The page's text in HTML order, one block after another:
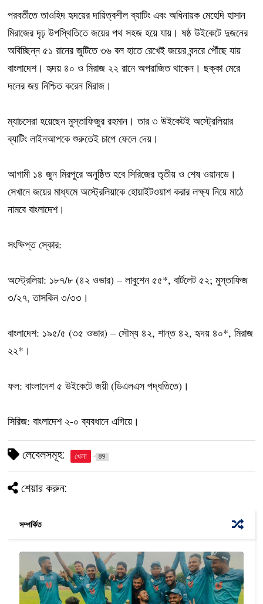
পরবর্তীতে তাওহিদ হৃদয়ের দায়িত্বশীল ব্যাটিং এবং অধিনায়ক মেহেদি হাসান
মিরাজের দৃঢ় উপস্থিতিতে জয়ের পথ সহজ হয়ে যায়। ষষ্ঠ উইকেটে দুজনের
অবিচ্ছিন্ন ৫১ রানের জুটিতে ৩৬ বল হাতে রেখেই জয়ের বন্দরে পৌঁছে যায়
বাংলাদেশ। হৃদয় ৪০ ও মিরাজ ২২ রানে অপরাজিত থাকেন। ছক্কা মেরে
দলের জয় নিশ্চিত করেন মিরাজ।
ম্যাচসেরা হয়েছেন মুস্তাফিজুর রহমান। তার ৩ উইকেটই অস্ট্রেলিয়ার
ব্যাটিং লাইনআপকে শুরুতেই চাপে ফেলে দেয়।
আগামী ১৪ জুন মিরপুরে অনুষ্ঠিত হবে সিরিজের তৃতীয় ও শেষ ওয়ানডে।
সেখানে জয়ের মাধ্যমে অস্ট্রেলিয়াকে হোয়াইটওয়াশ করার লক্ষ্য নিয়ে মাঠে
নামবে বাংলাদেশ।
সংক্ষিপ্ত স্কোর:
অস্ট্রেলিয়া: ১৮৭/৮ (৪২ ওভার) – লাবুশেন ৫৫*, বার্টলেট ৫২; মুস্তাফিজ
৩/২৭, তাসকিন ৩/৩৩।
বাংলাদেশ: ১৯৫/৫ (৩৫ ওভার) – সৌম্য ৪২, শান্ত ৪২, হৃদয় ৪০*, মিরাজ
২২*।
ফল: বাংলাদেশ ৫ উইকেটে জয়ী (ডিএলএস পদ্ধতিতে)।
সিরিজ: বাংলাদেশ ২-০ ব্যবধানে এগিয়ে।
লেবেলসমূহ: খেলা 89
শেয়ার করুন:
সম্পর্কিত